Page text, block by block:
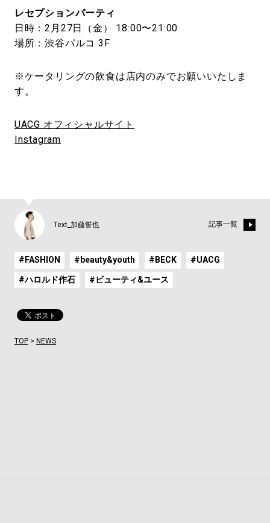
レセプションパーティ
日時：2月27日（金） 18:00〜21:00
場所：渋谷パルコ 3F
※ケータリングの飲食は店内のみでお願いいたしま
す。
UACG オフィシャルサイト
Instagram
Text_加藤誓也 記事一覧
#FASHION #beauty&youth #BECK #UACG
#ハロルド作石 #ビューティ&ユース
TOP> NEWS